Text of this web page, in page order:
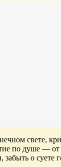
свете,
по душе —
о суете